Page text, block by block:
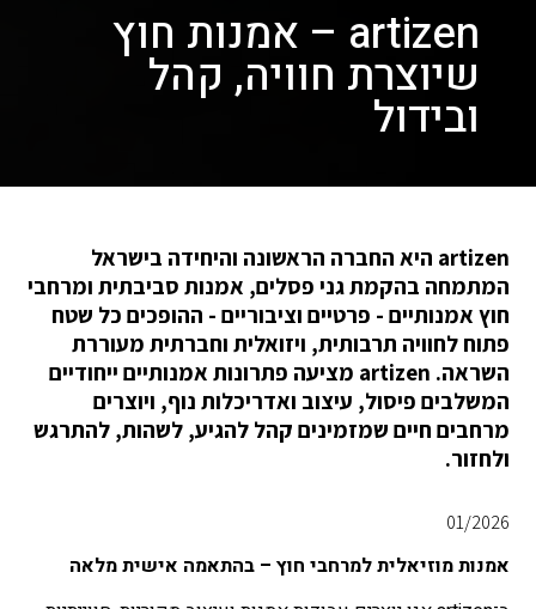
artizen – אמנות חוץ
שיוצרת חוויה, קהל
ובידול
artizen היא החברה הראשונה והיחידה בישראל
המתמחה בהקמת גני פסלים, אמנות סביבתית ומרחבי
חוץ אמנותיים - פרטיים וציבוריים - ההופכים כל שטח
פתוח לחוויה תרבותית, ויזואלית וחברתית מעוררת
השראה. artizen מציעה פתרונות אמנותיים ייחודיים
המשלבים פיסול, עיצוב ואדריכלות נוף, ויוצרים
מרחבים חיים שמזמינים קהל להגיע, לשהות, להתרגש
ולחזור.
01/2026
אמנות מוזיאלית למרחבי חוץ – בהתאמה אישית מלאה